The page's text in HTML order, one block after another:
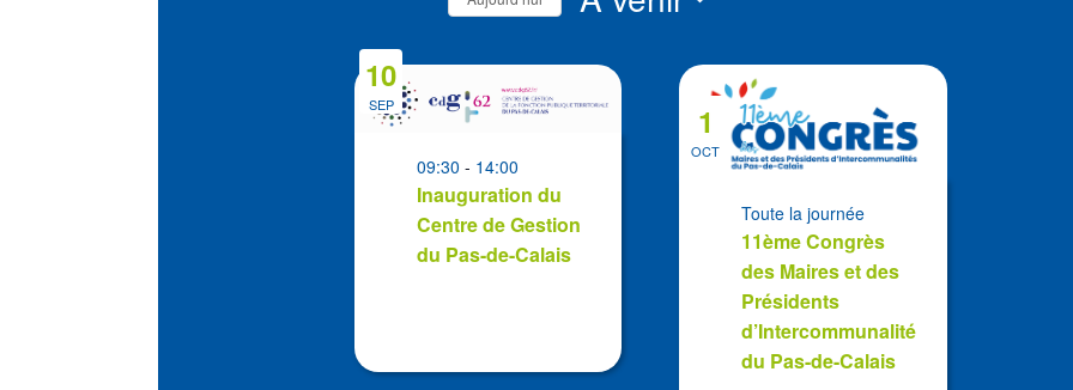
la
List
events
Photo
SEP
10
Inauguration du
Centre de Gestion
du Pas-de-Calais
09:30 - 14:00
OCT
1
11ème Congrès
des Maires et des
Présidents
d’Intercommunalité
du Pas-de-Calais
Toute la journée